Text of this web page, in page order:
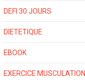
DEFI 30 JOURS
DIETETIQUE
EBOOK
EXERCICE MUSCULATION